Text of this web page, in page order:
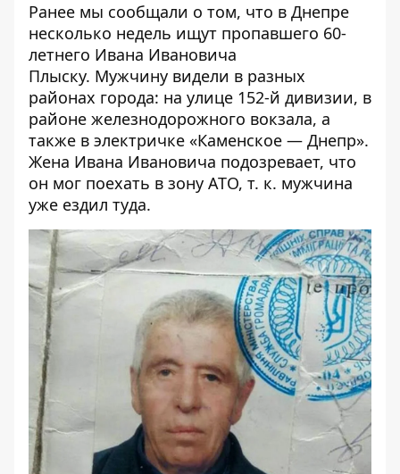
Ранее мы сообщали о том, что в Днепре
несколько недель ищут пропавшего 60-
летнего Ивана Ивановича
Плыску. Мужчину видели в разных
районах города: на улице 152-й дивизии, в
районе железнодорожного вокзала, а
также в электричке «Каменское — Днепр».
Жена Ивана Ивановича подозревает, что
он мог поехать в зону АТО, т. к. мужчина
уже ездил туда.